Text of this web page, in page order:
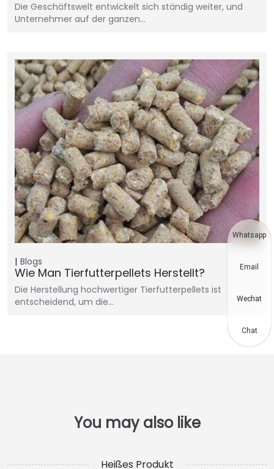
Die Geschäftswelt entwickelt sich ständig weiter, und
Unternehmer auf der ganzen…
Blogs
Wie Man Tierfutterpellets Herstellt?
Die Herstellung hochwertiger Tierfutterpellets ist
entscheidend, um die…
Heißes Produkt
Whatsapp
Email
Wechat
Chat